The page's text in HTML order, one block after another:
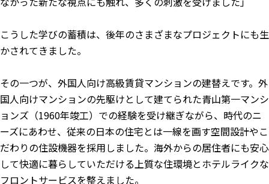
こうした学びの蓄積は、後年のさまざまなプロジェクトにも生
かされてきました。
その一つが、外国人向け高級賃貸マンションの建替えです。外
国人向けマンションの先駆けとして建てられた青山第一マンシ
ョンズ（1960年竣工）での経験を受け継ぎながら、時代のニ
ーズにあわせ、従来の日本の住宅とは一線を画す空間設計やこ
だわりの住設機器を採用しました。海外からの居住者にも安心
して快適に暮らしていただける上質な住環境とホテルライクな
フロントサービスを整えました。